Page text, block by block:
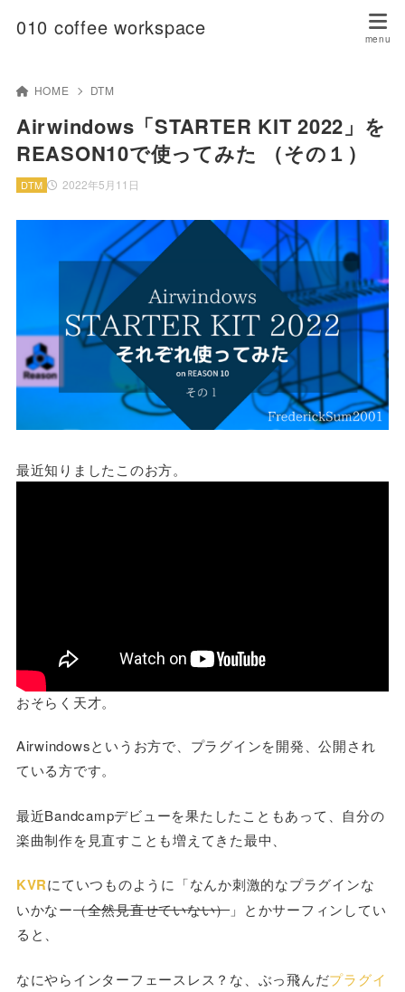
010 coffee workspace
HOME DTM
Airwindows「STARTER KIT 2022」を
REASON10で使ってみた （その１）
2022年5月11日
DTM
最近知りましたこのお方。
おそらく天才。
Airwindowsというお方で、プラグインを開発、公開され
ている方です。
最近Bandcampデビューを果たしたこともあって、自分の
楽曲制作を見直すことも増えてきた最中、
KVRにていつものように「なんか刺激的なプラグインな
いかなー（全然見直せていない）」とかサーフィンしてい
ると、
なにやらインターフェースレス？な、ぶっ飛んだプラグイ